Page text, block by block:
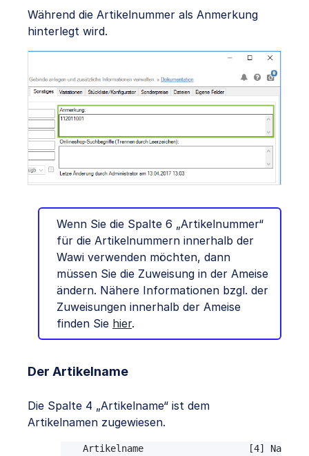
Während die Artikelnummer als Anmerkung
hinterlegt wird.
Wenn Sie die Spalte 6 „Artikelnummer“
für die Artikelnummern innerhalb der
Wawi verwenden möchten, dann
müssen Sie die Zuweisung in der Ameise
ändern. Nähere Informationen bzgl. der
Zuweisungen innerhalb der Ameise
finden Sie hier.
Der Artikelname
Die Spalte 4 „Artikelname“ ist dem
Artikelnamen zugewiesen.
Artikelname                   [4] Name